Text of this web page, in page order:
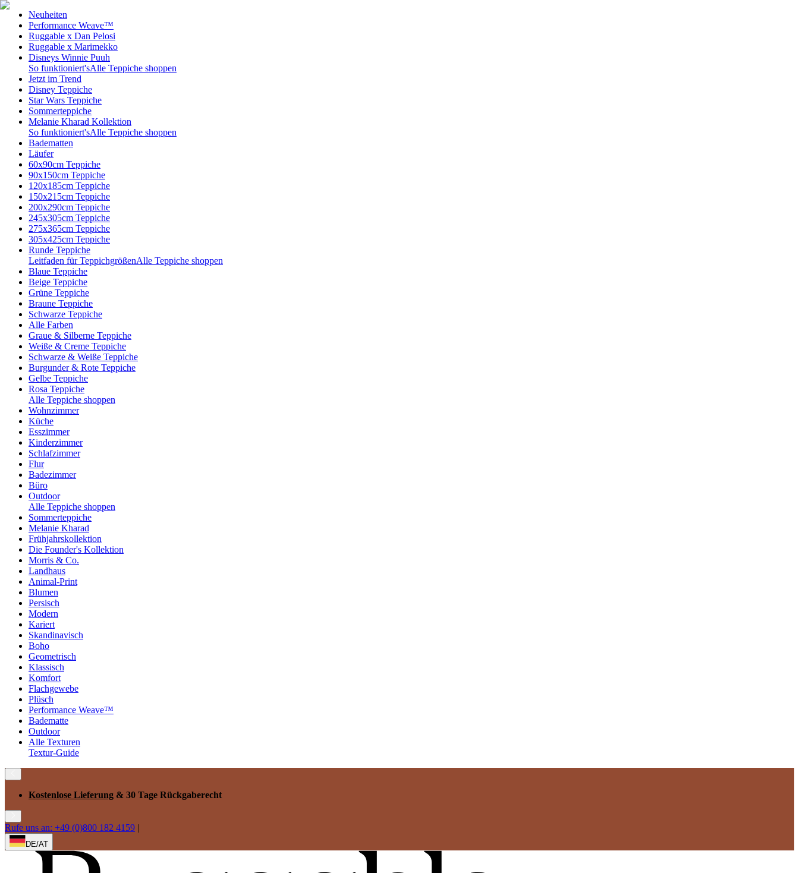
Neuheiten
Performance Weave™
Ruggable x Dan Pelosi
Ruggable x Marimekko
Disneys Winnie Puuh
So funktioniert'sAlle Teppiche shoppen
Jetzt im Trend
Disney Teppiche
Star Wars Teppiche
Sommerteppiche
Melanie Kharad Kollektion
So funktioniert'sAlle Teppiche shoppen
Badematten
Läufer
60x90cm Teppiche
90x150cm Teppiche
120x185cm Teppiche
150x215cm Teppiche
200x290cm Teppiche
245x305cm Teppiche
275x365cm Teppiche
305x425cm Teppiche
Runde Teppiche
Leitfaden für TeppichgrößenAlle Teppiche shoppen
Blaue Teppiche
Beige Teppiche
Grüne Teppiche
Braune Teppiche
Schwarze Teppiche
Alle Farben
Graue & Silberne Teppiche
Weiße & Creme Teppiche
Schwarze & Weiße Teppiche
Burgunder & Rote Teppiche
Gelbe Teppiche
Rosa Teppiche
Alle Teppiche shoppen
Wohnzimmer
Küche
Esszimmer
Kinderzimmer
Schlafzimmer
Flur
Badezimmer
Büro
Outdoor
Alle Teppiche shoppen
Sommerteppiche
Melanie Kharad
Frühjahrskollektion
Die Founder's Kollektion
Morris & Co.
Landhaus
Animal-Print
Blumen
Persisch
Modern
Kariert
Skandinavisch
Boho
Geometrisch
Klassisch
Komfort
Flachgewebe
Plüsch
Performance Weave™
Badematte
Outdoor
Alle Texturen
Textur-Guide
Kostenlose Lieferung & 30 Tage Rückgaberecht
Rufe uns an: +49 (0)800 182 4159 |
DE/AT